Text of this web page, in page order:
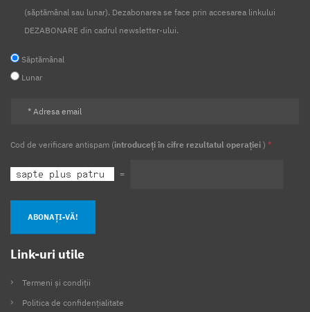
(săptămânal sau lunar). Dezabonarea se face prin accesarea linkului
DEZABONARE din cadrul newsletter-ului.
Săptămânal
Lunar
Cod de verificare antispam (introduceți în cifre rezultatul operației ) *
=
ABONAȚI-VĂ!
Link-uri utile
Termeni și condiții
Politica de confidențialitate